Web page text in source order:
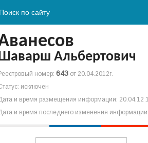
Альбертович
номер: 643 от 20.04.2012г.
исключен
и время размещения информации: 20.04.12
и время последнего изменения